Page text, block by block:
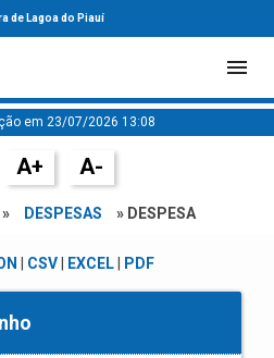
de Lagoa do Piauí
em 23/07/2026 13:08
A+ A-
» DESPESAS » DESPESA
CSV| EXCEL| PDF